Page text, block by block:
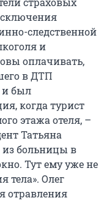
следственной
и
оплачивать,
в ДТП
и был
когда турист
этажа отеля, –
Татьяна
из больницы в
Тут ему уже не
тела». Олег
отравления